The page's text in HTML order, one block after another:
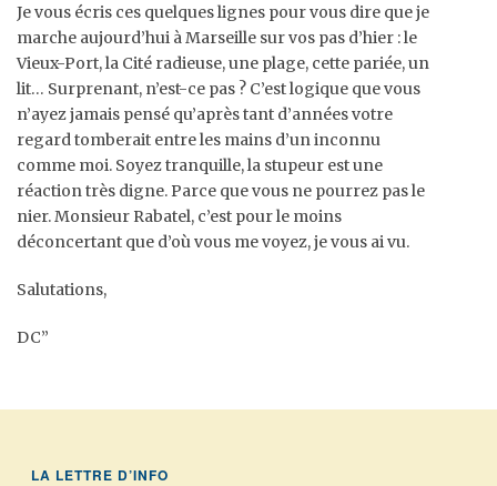
Je vous écris ces quelques lignes pour vous dire que je
marche aujourd’hui à Marseille sur vos pas d’hier : le
Vieux-Port, la Cité radieuse, une plage, cette pariée, un
lit… Surprenant, n’est-ce pas ? C’est logique que vous
n’ayez jamais pensé qu’après tant d’années votre
regard tomberait entre les mains d’un inconnu
comme moi. Soyez tranquille, la stupeur est une
réaction très digne. Parce que vous ne pourrez pas le
nier. Monsieur Rabatel, c’est pour le moins
déconcertant que d’où vous me voyez, je vous ai vu.
Salutations,
DC”
LA LETTRE D’INFO